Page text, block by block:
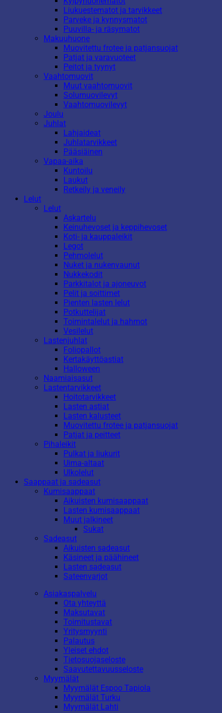
Liukuestematot ja tarvikkeet
Parveke ja kynnysmatot
Puuvilla- ja räsymatot
Makuuhuone
Muovitettu frotee ja patjansuojat
Patjat ja varavuoteet
Peitot ja tyynyt
Vaahtomuovit
Muut vaahtomuovit
Solumuovilevyt
Vaahtomuovilevyt
Joulu
Juhlat
Lahjaideat
Juhlatarvikkeet
Pääsiäinen
Vapaa-aika
Kuntoilu
Laukut
Retkeily ja veneily
Lelut
Lelut
Askartelu
Keinuhevoset ja keppihevoset
Koti- ja kauppaleikit
Legot
Pehmolelut
Nuket ja nukenvaunut
Nukkekodit
Parkkitalot ja ajoneuvot
Pelit ja soittimet
Pienten lasten lelut
Potkuttelijat
Toimintalelut ja hahmot
Vesilelut
Lastenjuhlat
Foliopallot
Kertakäyttöastiat
Halloween
Naamiaisasut
Lastentarvikkeet
Hoitotarvikkeet
Lasten astiat
Lasten kalusteet
Muovitettu frotee ja patjansuojat
Patjat ja peitteet
Pihaleikit
Pulkat ja liukurit
Uima-altaat
Ulkolelut
Saappaat ja sadeasut
Kumisaappaat
Aikuisten kumisaappaat
Lasten kumisaappaat
Muut jalkineet
Sukat
Sadeasut
Aikuisten sadeasut
Käsineet ja päähineet
Lasten sadeasut
Sateenvarjot
Asiakaspalvelu
Ota yhteyttä
Maksutavat
Toimitustavat
Yritysmyynti
Palautus
Yleiset ehdot
Tietosuojaseloste
Saavutettavuusseloste
Myymälät
Myymälät Espoo Tapiola
Myymälät Turku
Myymälät Lahti